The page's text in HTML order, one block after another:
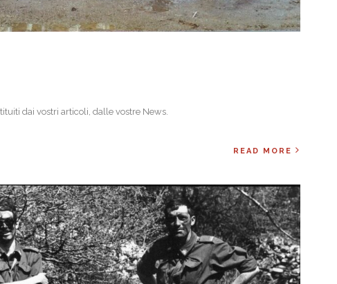
dai vostri articoli, dalle vostre News.
READ MORE